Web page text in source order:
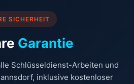
SICHERHEIT
Garantie
Schlüsseldienst-Arbeiten und
inklusive kostenloser